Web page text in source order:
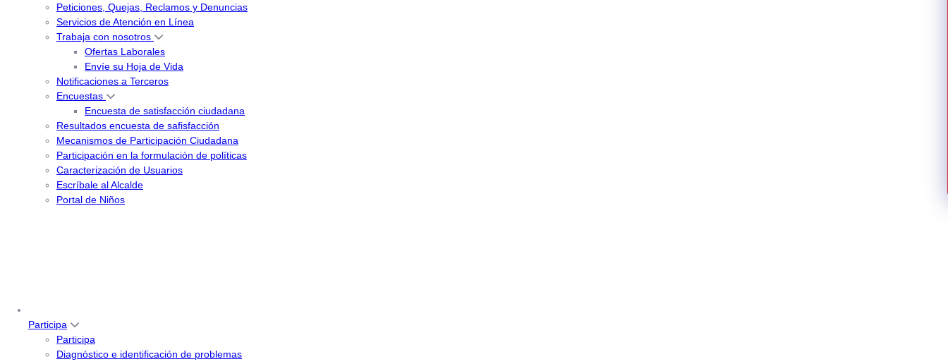
Peticiones, Quejas, Reclamos y Denuncias
Servicios de Atención en Línea
Trabaja con nosotros
Ofertas Laborales
Envíe su Hoja de Vida
Notificaciones a Terceros
Encuestas
Encuesta de satisfacción ciudadana
Resultados encuesta de safisfacción
Mecanismos de Participación Ciudadana
Participación en la formulación de políticas
Caracterización de Usuarios
Escríbale al Alcalde
Portal de Niños
Participa
Participa
Diagnóstico e identificación de problemas